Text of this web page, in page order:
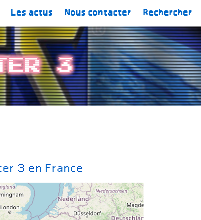
Les actus Nous contacter Rechercher
3
3 en France